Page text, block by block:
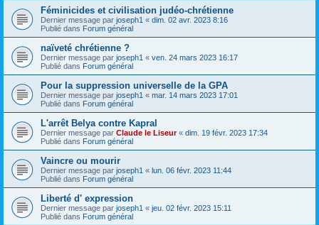
Féminicides et civilisation judéo-chrétienne
Dernier message par joseph1 « dim. 02 avr. 2023 8:16
Publié dans Forum général
naïveté chrétienne ?
Dernier message par joseph1 « ven. 24 mars 2023 16:17
Publié dans Forum général
Pour la suppression universelle de la GPA
Dernier message par joseph1 « mar. 14 mars 2023 17:01
Publié dans Forum général
L'arrêt Belya contre Kapral
Dernier message par Claude le Liseur« dim. 19 févr. 2023 17:34
Publié dans Forum général
Vaincre ou mourir
Dernier message par joseph1 « lun. 06 févr. 2023 11:44
Publié dans Forum général
Liberté d' expression
Dernier message par joseph1 « jeu. 02 févr. 2023 15:11
Publié dans Forum général